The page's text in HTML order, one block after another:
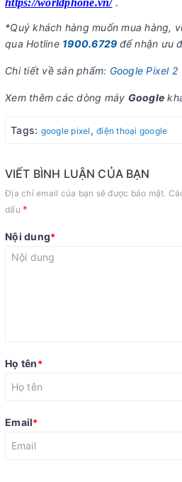
https://worldphone.vn/.
*Quý khách hàng muốn mua hàng,
qua Hotline 1900.6729 để nhận ưu
Chi tiết về sản phẩm: Google Pixel 2
Xem thêm các dòng máy Google
Tags: google pixel , điện thoại google
VIẾT BÌNH LUẬN CỦA BẠN
Địa chỉ email của bạn sẽ được bảo mật.
dấu *
Nội dung*
Họ tên*
Email*